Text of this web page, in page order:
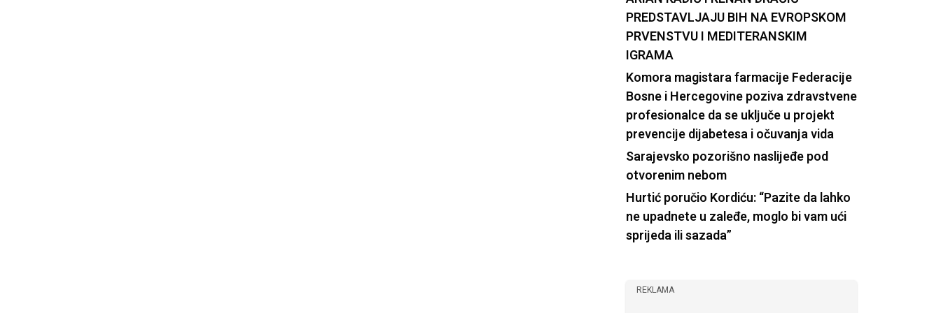
PREDSTAVLJAJU BIH NA EVROPSKOM
PRVENSTVU I MEDITERANSKIM
IGRAMA
Komora magistara farmacije Federacije
Bosne i Hercegovine poziva zdravstvene
profesionalce da se uključe u projekt
prevencije dijabetesa i očuvanja vida
Sarajevsko pozorišno naslijeđe pod
otvorenim nebom
Hurtić poručio Kordiću: “Pazite da lahko
ne upadnete u zaleđe, moglo bi vam ući
sprijeda ili sazada”
REKLAMA